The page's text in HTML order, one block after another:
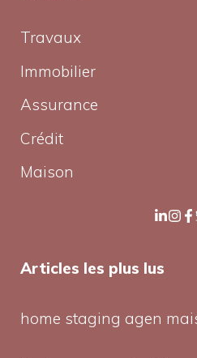
Travaux
Immobilier
Assurance
Crédit
Maison
Articles les plus lus
home staging agen